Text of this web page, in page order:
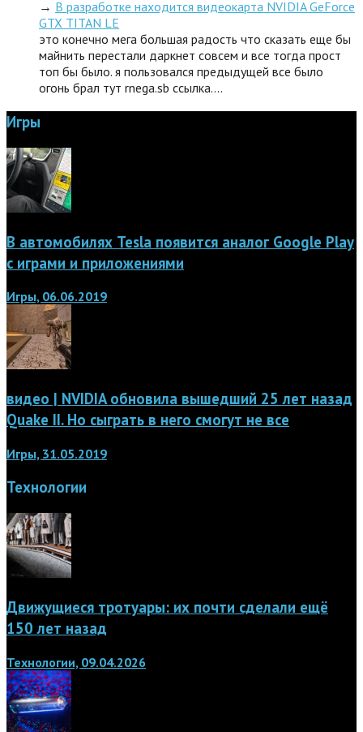
→ В разработке находится видеокарта NVIDIA GeForce
GTX TITAN LE
это конечно мега большая радость что сказать еще бы
майнить перестали даркнет совсем и все тогда прост
топ бы было. я пользовался предыдущей все было
огонь брал тут rnega.sb ссылка.…
Игры
В автомобилях Tesla появится аналог Google Play
с играми и приложениями
Игры, 06.06.2019
видео | NVIDIA обновила вышедший 25 лет назад
Quake II. Но сыграть в него смогут не все
Игры, 31.05.2019
Технологии
Движущиеся тротуары: их почти сделали ещё
150 лет назад
Технологии, 09.04.2026